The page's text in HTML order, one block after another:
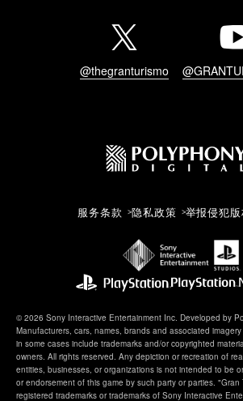
@thegranturismo
服务条款 隐私政策 举报侵犯
© 2026 Sony Interactive Entertainment Inc. Developed by
Manufacturers, cars, names, brands and associated
in some cases include trademarks and/or copyrighted
owners. All rights reserved. Any depiction or recreation of
entities, businesses, or organizations is not intended to be
or endorsement of this game by such party or parties. "Gran
registered trademarks or trademarks of Sony Interactive